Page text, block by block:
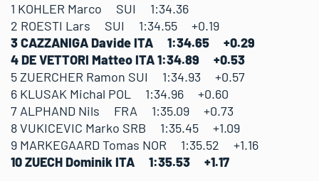
1 KOHLER Marco SUI 1:34.36
2 ROESTI Lars SUI 1:34.55 +0.19
3 CAZZANIGA Davide ITA 1:34.65 +0.29
4 DE VETTORI Matteo ITA 1:34.89 +0.53
5 ZUERCHER Ramon SUI 1:34.93 +0.57
6 KLUSAK Michal POL 1:34.96 +0.60
7 ALPHAND Nils FRA 1:35.09 +0.73
8 VUKICEVIC Marko SRB 1:35.45 +1.09
9 MARKEGAARD Tomas NOR 1:35.52 +1.16
10 ZUECH Dominik ITA 1:35.53 +1.17